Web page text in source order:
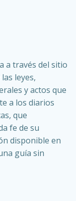
a través del sitio
leyes,
y actos que
a los diarios
que
fe de su
disponible en
guía sin